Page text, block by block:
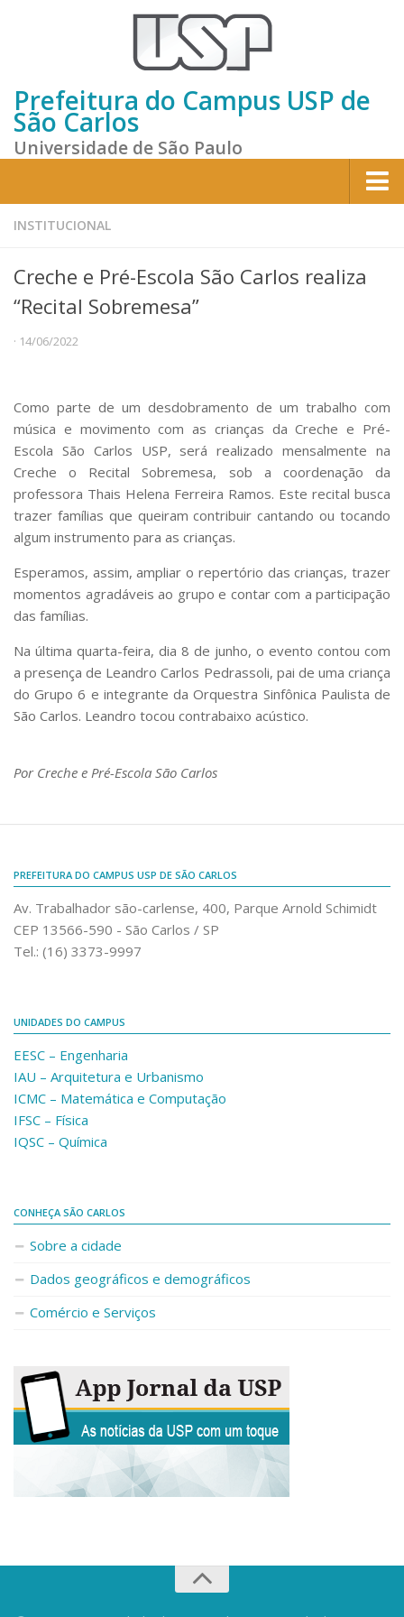
Prefeitura do Campus USP de
São Carlos
Universidade de São Paulo
Home
Sobre a Prefeitura
Gestão atual
Missão e Valores
Comissões Internas
Pessoas
Localização
Serviços
Biblioteca
Segurança e Acessos
Obras e Manutenção
Transporte, Moradia e Alimentação
Promoção Social
Saúde Mental
Resíduos Químicos
Comunicação e Informática
Qualidade e Produtividade
Terceira Idade
Sobre o Campus
Conselho Gestor
Dirigentes
Fale Conosco
Enviar Mensagem
Ouvidoria do Campus
INSTITUCIONAL
Creche e Pré-Escola São Carlos realiza
“Recital Sobremesa”
· 14/06/2022
Como parte de um desdobramento de um trabalho com
música e movimento com as crianças da Creche e Pré-
Escola São Carlos USP, será realizado mensalmente na
Creche o Recital Sobremesa, sob a coordenação da
professora Thais Helena Ferreira Ramos. Este recital busca
trazer famílias que queiram contribuir cantando ou tocando
algum instrumento para as crianças.
Esperamos, assim, ampliar o repertório das crianças, trazer
momentos agradáveis ao grupo e contar com a participação
das famílias.
Na última quarta-feira, dia 8 de junho, o evento contou com
a presença de Leandro Carlos Pedrassoli, pai de uma criança
do Grupo 6 e integrante da Orquestra Sinfônica Paulista de
São Carlos. Leandro tocou contrabaixo acústico.
Por Creche e Pré-Escola São Carlos
PREFEITURA DO CAMPUS USP DE SÃO CARLOS
Av. Trabalhador são-carlense, 400, Parque Arnold Schimidt
CEP 13566-590 - São Carlos / SP
Tel.: (16) 3373-9997
UNIDADES DO CAMPUS
EESC – Engenharia
IAU – Arquitetura e Urbanismo
ICMC – Matemática e Computação
IFSC – Física
IQSC – Química
CONHEÇA SÃO CARLOS
Sobre a cidade
Dados geográficos e demográficos
Comércio e Serviços